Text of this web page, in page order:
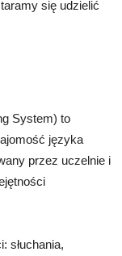
się udzielić
System) to
języka
przez uczelnie i
słuchania,